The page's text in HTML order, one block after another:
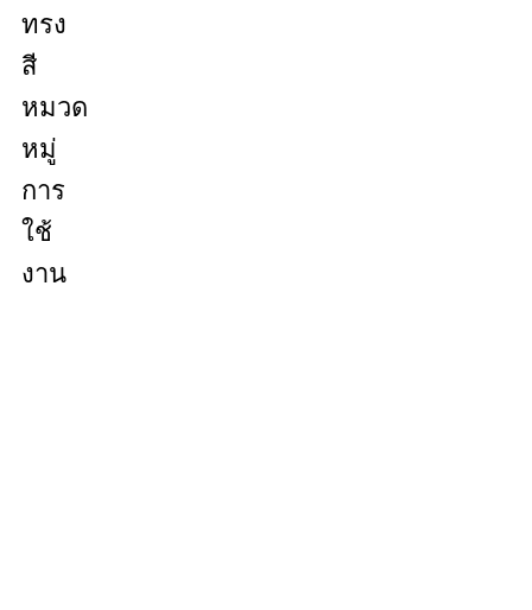
ทรง
สี
หมวด
หมู่
การ
ใช้
งาน